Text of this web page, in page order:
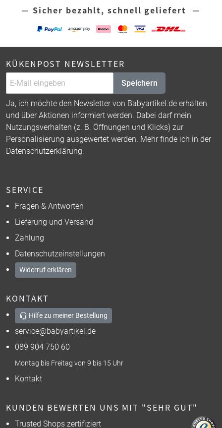
— Sicher bezahlt, schnell geliefert —
KÜKENPOST NEWSLETTER
Speichern
Ja, ich möchte den Newsletter von Babyartikel.de erhalten
und über Aktionen informiert werden. Dabei darf mein
Nutzungsverhalten (z. B. Öffnungen und Klicks) zur
Personalisierung ausgewertet werden. Mehr finde ich in der
Datenschutzerklärung.
SERVICE
Fragen & Antworten
Lieferung und Versand
Zahlung
Datenschutzeinstellungen
Widerruf erklären
KONTAKT
Hilfe zu meiner Bestellung
service@babyartikel.de
089 904 750 60
Montag bis Freitag von 9 bis 15 Uhr
Kontakt
KUNDEN BEWERTEN UNS MIT "SEHR GUT"
Trusted Shops zertifiziert